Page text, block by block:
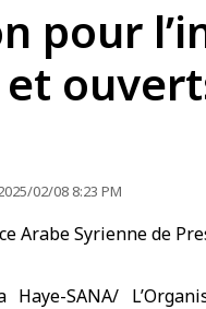
pour
02/08 8:23 PM
Haye-SANA/